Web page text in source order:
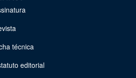
técnica
editorial